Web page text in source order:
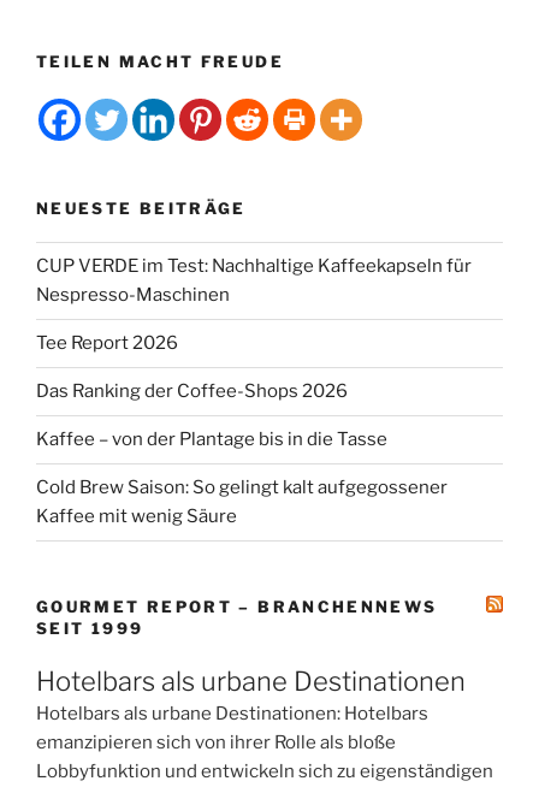
TEILEN MACHT FREUDE
NEUESTE BEITRÄGE
CUP VERDE im Test: Nachhaltige Kaffeekapseln für
Nespresso-Maschinen
Tee Report 2026
Das Ranking der Coffee-Shops 2026
Kaffee – von der Plantage bis in die Tasse
Cold Brew Saison: So gelingt kalt aufgegossener
Kaffee mit wenig Säure
GOURMET REPORT – BRANCHENNEWS
SEIT 1999
Hotelbars als urbane Destinationen
Hotelbars als urbane Destinationen: Hotelbars
emanzipieren sich von ihrer Rolle als bloße
Lobbyfunktion und entwickeln sich zu eigenständigen